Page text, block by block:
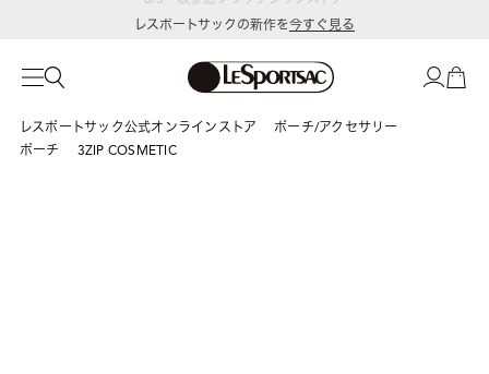
レスポートサックの新作を今すぐ見る
レスポートサック公式オンラインストア
ポーチ/アクセサリー
ポーチ
3ZIP COSMETIC